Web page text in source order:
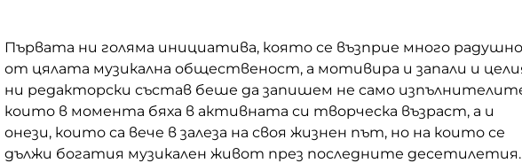
Първата ни голяма инициатива, която се възприе много радушно
от цялата музикална общественост, а мотивира и запали и
ни редакторски състав беше да запишем не само
които в момента бяха в активната си творческа възраст, а и
онези, които са вече в залеза на своя жизнен път, но на които се
дължи богатия музикален живот през последните десетилетия.